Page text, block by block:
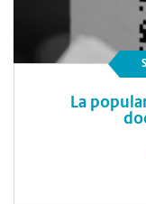
La